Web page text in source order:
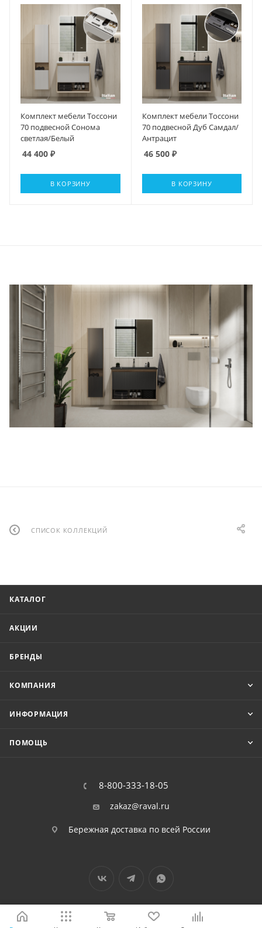
Комплект мебели Тоссони
70 подвесной Сонома
светлая/Белый
44 400 ₽
В КОРЗИНУ
Комплект мебели Тоссони
70 подвесной Дуб Самдал/
Антрацит
46 500₽
В КОРЗИНУ
СПИСОК КОЛЛЕКЦИЙ
КАТАЛОГ
АКЦИИ
БРЕНДЫ
КОМПАНИЯ
ИНФОРМАЦИЯ
ПОМОЩЬ
8-800-333-18-05
zakaz@raval.ru
Бережная доставка по всей России